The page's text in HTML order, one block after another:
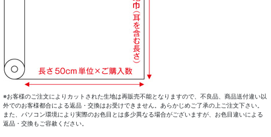
※お客様のご注文によりカットされた生地は再販売不能となりますので、不良品、商品送付違い以
外でのお客様都合による返品・交換はお受けできません。あらかじめご了承の上ご注文下さい。
また、パソコン環境により実際のお色目とは多少異なる場合がございますが、お色目違いによる
返品・交換もご容赦ください。